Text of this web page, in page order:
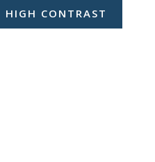
HIGH CONTRAST